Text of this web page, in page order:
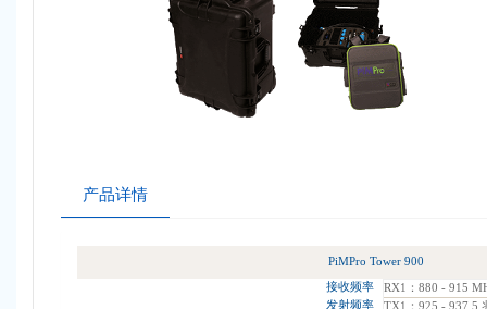
产品详情
PiMPro Tower 900
接收频率
RX1：880 - 915
发射频率
TX1：925 - 937.5